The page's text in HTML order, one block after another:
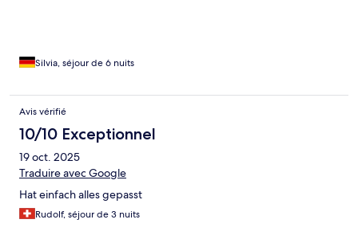
Silvia, séjour de 6 nuits
Avis vérifié
10/10 Exceptionnel
19 oct. 2025
Traduire avec Google
Hat einfach alles gepasst
Rudolf, séjour de 3 nuits